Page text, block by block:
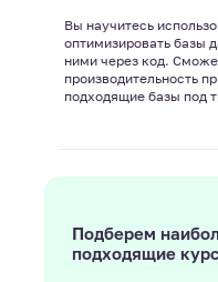
Вы научитесь
оптимизировать базы
ними через код.
производительность
подходящие базы под
Подберем
подходящие